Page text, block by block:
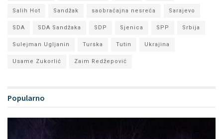
Salih Hot Sandžak saobraćajna nesreća Sarajevo
SDA SDA Sandžaka SDP Sjenica SPP Srbija
Sulejman Ugljanin Turska Tutin Ukrajina
Usame Zukorlić Zaim Redžepović
Popularno